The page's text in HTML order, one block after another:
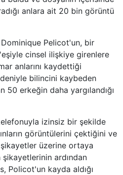
anlara ait 20 bin görüntü
Pelicot'un, bir
cinsel ilişkiye girenlere
anlarını kaydettiği
bilincini kaybeden
50 erkeğin daha yargılandığı
izinsiz bir şekilde
görüntülerini çektiğini ve
üzerine ortaya
şikayetlerinin ardından
Policot'un kayda aldığı